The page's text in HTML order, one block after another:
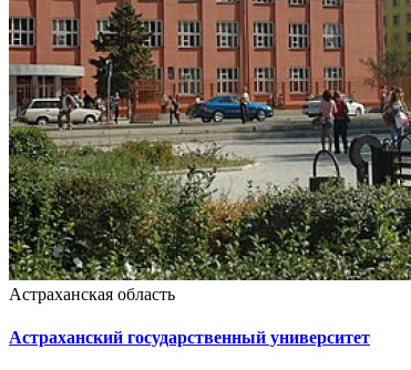
Астраханская область
Астраханский государственный университет